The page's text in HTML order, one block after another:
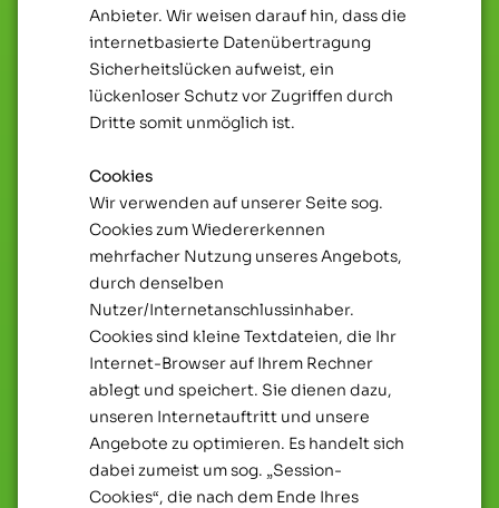
Anbieter. Wir weisen darauf hin, dass die
internetbasierte Datenübertragung
Sicherheitslücken aufweist, ein
lückenloser Schutz vor Zugriffen durch
Dritte somit unmöglich ist.
Cookies
Wir verwenden auf unserer Seite sog.
Cookies zum Wiedererkennen
mehrfacher Nutzung unseres Angebots,
durch denselben
Nutzer/Internetanschlussinhaber.
Cookies sind kleine Textdateien, die Ihr
Internet-Browser auf Ihrem Rechner
ablegt und speichert. Sie dienen dazu,
unseren Internetauftritt und unsere
Angebote zu optimieren. Es handelt sich
dabei zumeist um sog. „Session-
Cookies“, die nach dem Ende Ihres